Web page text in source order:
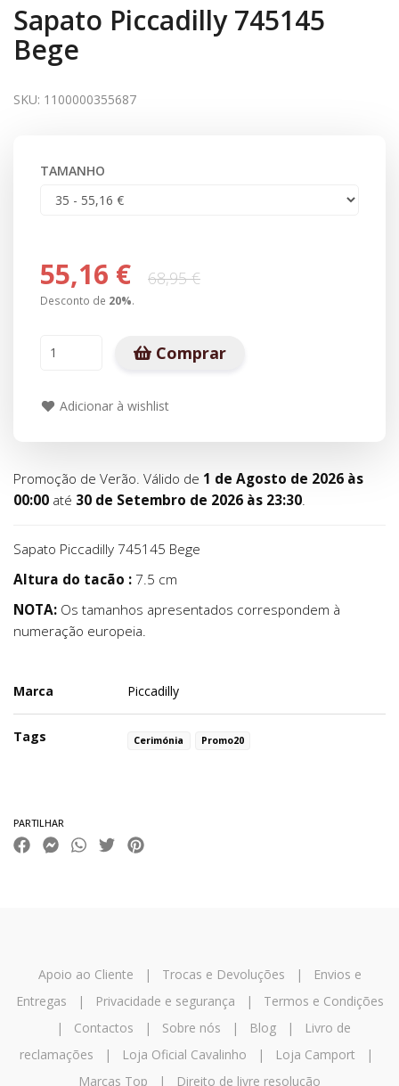
Sapato Piccadilly 745145
Bege
SKU: 1100000355687
TAMANHO
55,16 € 68,95 €
Desconto de 20%.
Comprar
Adicionar à wishlist
Promoção de Verão. Válido de 1 de Agosto de 2026 às
00:00 até 30 de Setembro de 2026 às 23:30.
Sapato Piccadilly 745145 Bege
Altura do tacão : 7.5 cm
NOTA: Os tamanhos apresentados correspondem à
numeração europeia.
Marca Piccadilly
Tags Cerimónia Promo20
PARTILHAR
Apoio ao Cliente | Trocas e Devoluções |
Envios e
Entregas | Privacidade e segurança | Termos e Condições
| Contactos | Sobre nós | Blog|
Livro de
reclamações | Loja Oficial Cavalinho | Loja Camport |
Marcas Top | Direito de livre resolução